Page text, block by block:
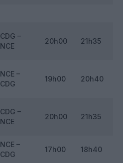
CDG –
NCE
20h00 21h35
NCE –
CDG
19h00 20h40
CDG –
NCE
20h00 21h35
NCE –
CDG
17h00 18h40